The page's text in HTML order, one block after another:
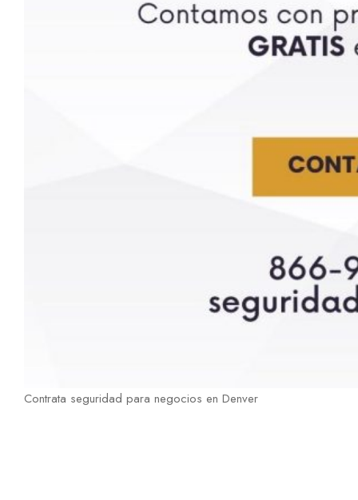
Contrata seguridad para negocios en Denver